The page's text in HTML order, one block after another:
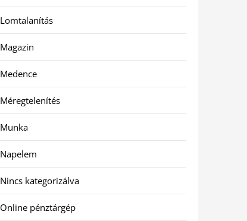
Lomtalanítás
Magazin
Medence
Méregtelenítés
Munka
Napelem
Nincs kategorizálva
Online pénztárgép